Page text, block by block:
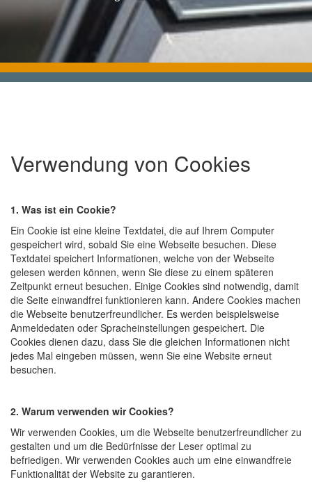
Verwendung von Cookies
1. Was ist ein Cookie?
Ein Cookie ist eine kleine Textdatei, die auf Ihrem Computer
gespeichert wird, sobald Sie eine Webseite besuchen. Diese
Textdatei speichert Informationen, welche von der Webseite
gelesen werden können, wenn Sie diese zu einem späteren
Zeitpunkt erneut besuchen. Einige Cookies sind notwendig, damit
die Seite einwandfrei funktionieren kann. Andere Cookies machen
die Webseite benutzerfreundlicher. Es werden beispielsweise
Anmeldedaten oder Spracheinstellungen gespeichert. Die
Cookies dienen dazu, dass Sie die gleichen Informationen nicht
jedes Mal eingeben müssen, wenn Sie eine Website erneut
besuchen.
2. Warum verwenden wir Cookies?
Wir verwenden Cookies, um die Webseite benutzerfreundlicher zu
gestalten und um die Bedürfnisse der Leser optimal zu
befriedigen. Wir verwenden Cookies auch um eine einwandfreie
Funktionalität der Website zu garantieren.